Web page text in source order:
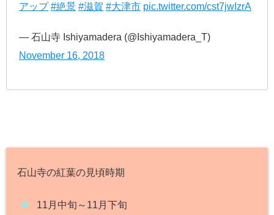
アップ #絶景 #滋賀 #大津市 pic.twitter.com/cst7jwIzrA
— 石山寺 Ishiyamadera (@Ishiyamadera_T)
November 16, 2018
石山寺の紅葉の見頃時期
11月中旬～11月下旬